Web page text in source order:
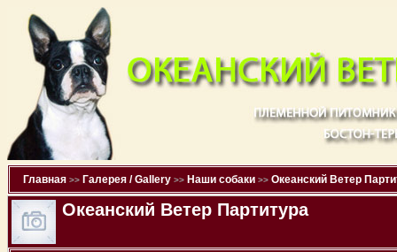
Главная >> Галерея / Gallery >> Наши собаки >> Океанский Ветер
Океанский Ветер Партитура